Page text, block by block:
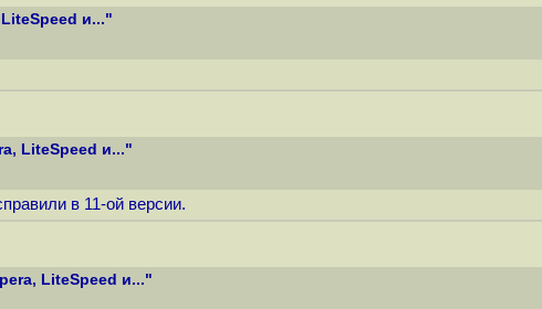
LiteSpeed и..."
LiteSpeed и..."
в 11-ой версии.
LiteSpeed и..."